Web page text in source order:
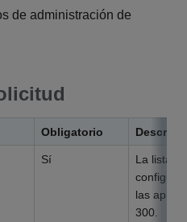
de administración de
Obligatorio
Sí
La lista
las
300.